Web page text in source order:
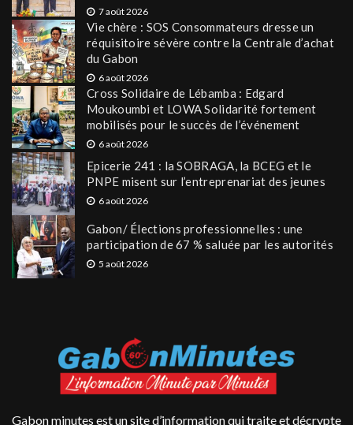
7 août 2026
Vie chère : SOS Consommateurs dresse un
réquisitoire sévère contre la Centrale d’achat
du Gabon
6 août 2026
Cross Solidaire de Lébamba : Edgard
Moukoumbi et LOWA Solidarité fortement
mobilisés pour le succès de l’événement
6 août 2026
Epicerie 241 : la SOBRAGA, la BCEG et le
PNPE misent sur l’entreprenariat des jeunes
6 août 2026
Gabon/ Élections professionnelles : une
participation de 67 % saluée par les autorités
5 août 2026
Gabon minutes est un site d’information qui traite et décrypte